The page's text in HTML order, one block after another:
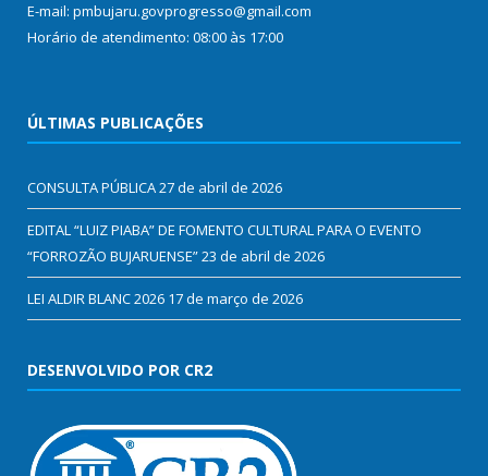
E-mail: pmbujaru.govprogresso@gmail.com
Horário de atendimento: 08:00 às 17:00
ÚLTIMAS PUBLICAÇÕES
CONSULTA PÚBLICA27 de abril de 2026
EDITAL “LUIZ PIABA” DE FOMENTO CULTURAL PARA O EVENTO
“FORROZÃO BUJARUENSE”23 de abril de 2026
LEI ALDIR BLANC 2026 17 de março de 2026
DESENVOLVIDO POR CR2